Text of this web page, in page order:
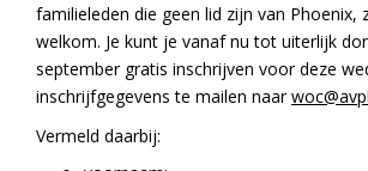
familieleden die geen lid zijn van Phoenix,
welkom. Je kunt je vanaf nu tot uiterlijk
september gratis inschrijven voor deze
inschrijfgegevens te mailen naar
Vermeld daarbij: